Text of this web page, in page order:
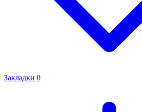
Закладки 0